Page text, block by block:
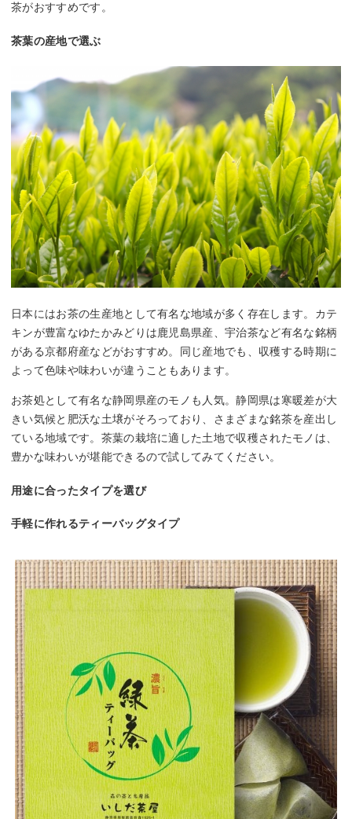
茶がおすすめです。
茶葉の産地で選ぶ
日本にはお茶の生産地として有名な地域が多く存在します。カテ
キンが豊富なゆたかみどりは鹿児島県産、宇治茶など有名な銘柄
がある京都府産などがおすすめ。同じ産地でも、収穫する時期に
よって色味や味わいが違うこともあります。
お茶処として有名な静岡県産のモノも人気。静岡県は寒暖差が大
きい気候と肥沃な土壌がそろっており、さまざまな銘茶を産出し
ている地域です。茶葉の栽培に適した土地で収穫されたモノは、
豊かな味わいが堪能できるので試してみてください。
用途に合ったタイプを選び
手軽に作れるティーバッグタイプ